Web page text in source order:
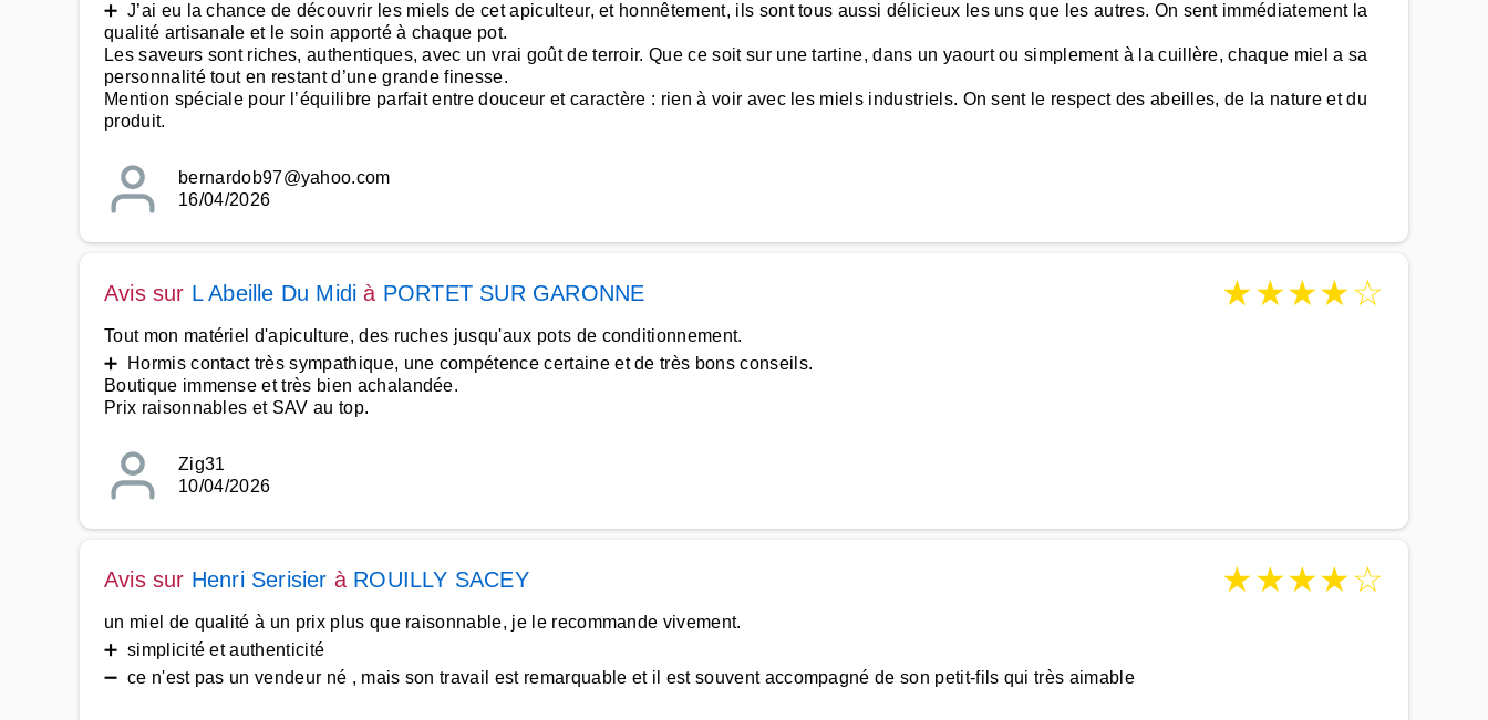
➕ J’ai eu la chance de découvrir les miels de cet apiculteur, et honnêtement, ils sont tous aussi délicieux les uns que les autres. On sent immédiatement la
qualité artisanale et le soin apporté à chaque pot.
Les saveurs sont riches, authentiques, avec un vrai goût de terroir. Que ce soit sur une tartine, dans un yaourt ou simplement à la cuillère, chaque miel a sa
personnalité tout en restant d’une grande finesse.
Mention spéciale pour l’équilibre parfait entre douceur et caractère : rien à voir avec les miels industriels. On sent le respect des abeilles, de la nature et du
produit.
bernardob97@yahoo.com
16/04/2026
Avis sur L Abeille Du Midi à PORTET SUR GARONNE ★★★★☆
Tout mon matériel d'apiculture, des ruches jusqu'aux pots de conditionnement.
➕ Hormis contact très sympathique, une compétence certaine et de très bons conseils.
Boutique immense et très bien achalandée.
Prix raisonnables et SAV au top.
Zig31
10/04/2026
Avis sur Henri Serisier à ROUILLY SACEY ★★★★☆
un miel de qualité à un prix plus que raisonnable, je le recommande vivement.
➕ simplicité et authenticité
➖ ce n'est pas un vendeur né , mais son travail est remarquable et il est souvent accompagné de son petit-fils qui très aimable